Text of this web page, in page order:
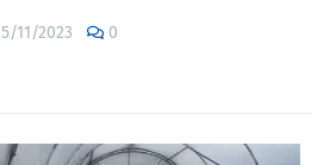
5/11/2023 0